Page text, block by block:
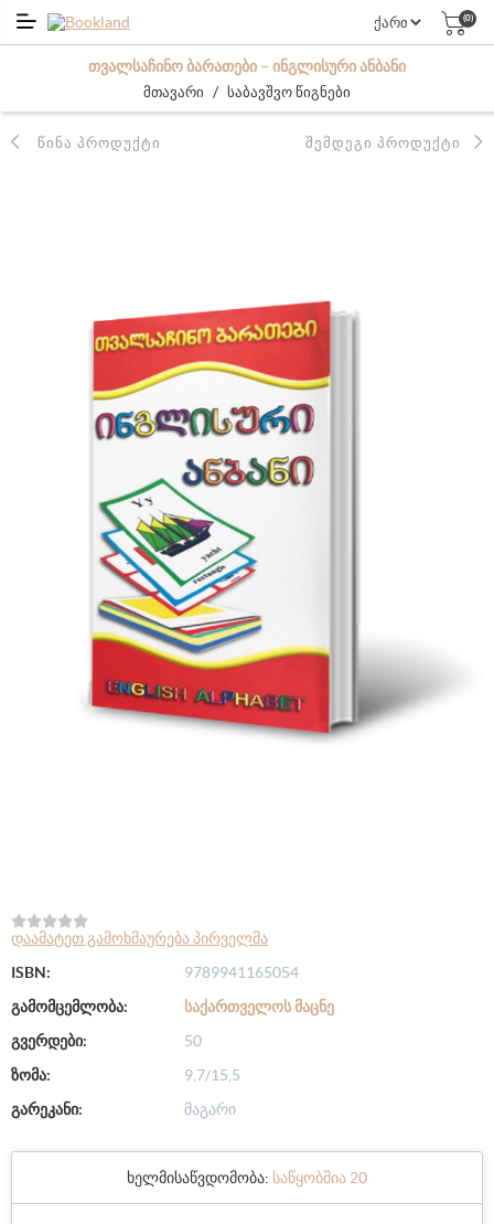
(0)
ᲗᲕᲐᲚᲡᲐᲩᲘᲜᲝ ᲑᲐᲠᲐᲗᲔᲑᲘ – ᲘᲜᲒᲚᲘᲡᲣᲠᲘ ᲐᲜᲑᲐᲜᲘ
მთავარი / საბავშვო წიგნები
ᲬᲘᲜᲐ ᲞᲠᲝᲓᲣᲥᲢᲘ ᲨᲔᲛᲓᲔᲒᲘ ᲞᲠᲝᲓᲣᲥᲢᲘ
დაამატეთ გამოხმაურება პირველმა
ISBN:
9789941165054
გამომცემლობა:
ᲡᲐᲥᲐᲠᲗᲕᲔᲚᲝᲡ ᲛᲐᲪᲜᲔ
გვერდები:
50
ზომა:
9,7/15,5
გარეკანი:
მაგარი
ხელმისაწვდომობა: საწყობშია 20